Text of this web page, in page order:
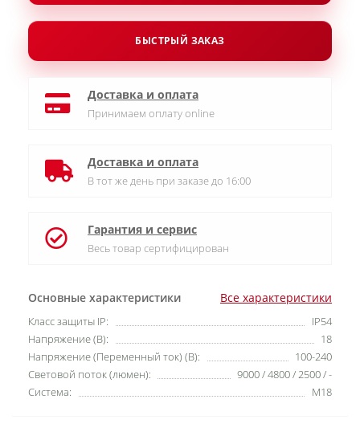
Основные характеристики Все характеристики
Класс защиты IP:
IP54
Напряжение (В):
18
Напряжение (Переменный ток) (В):
100-240
Световой поток (люмен):
9000 / 4800 / 2500 / -
Система:
M18
БЫСТРЫЙ ЗАКАЗ
Доставка и оплата
Принимаем оплату online
Доставка и оплата
В тот же день при заказе до 16:00
Гарантия и сервис
Весь товар сертифицирован